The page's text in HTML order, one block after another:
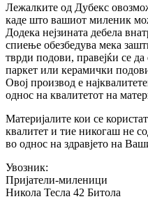
Лежалките од Дубекс
каде што вашиот миленик
Додека нејзината дебела
спиење обезбедува мека
тврди подови, правејќи се
паркет или керамички
Овој производ е
однос на квалитетот на
Материјалите кои се
квалитет и тие никогаш не
во однос на здравјето на
Увозник:
Пријатели-миленици
Никола Тесла 42 Битола